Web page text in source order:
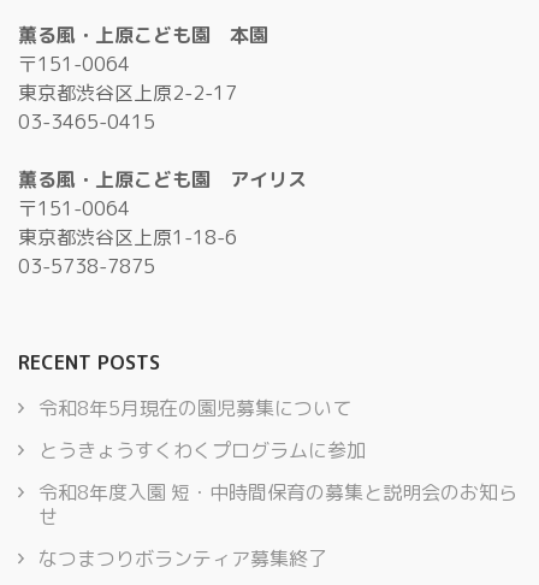
薫る風・上原こども園 本園
〒151-0064
東京都渋谷区上原2-2-17
03-3465-0415
薫る風・上原こども園 アイリス
〒151-0064
東京都渋谷区上原1-18-6
03-5738-7875
RECENT POSTS
令和8年5月現在の園児募集について
とうきょうすくわくプログラムに参加
令和8年度入園 短・中時間保育の募集と説明会のお知ら
せ
なつまつりボランティア募集終了